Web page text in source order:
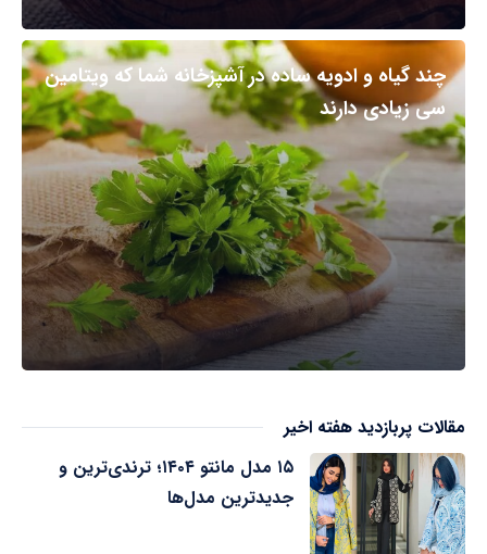
چند گیاه و ادویه ساده در آشپزخانه شما که ویتامین
سی زیادی دارند
مقالات پربازدید هفته اخیر
۱۵ مدل مانتو ۱۴۰۴؛ ترندی‌ترین و
جدیدترین مدل‌ها